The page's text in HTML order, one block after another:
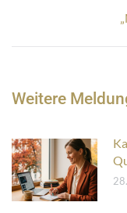
Weitere